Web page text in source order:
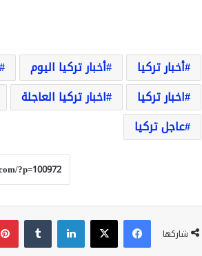
أخبار تركيا أخبار تركيا اليوم
اخبار تركيا
اخبار تركيا العاجلة
عاجل تركيا
شاركها
فيسبوك‫X لينكدإن